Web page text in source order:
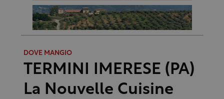
DOVE MANGIO
TERMINI IMERESE (PA)
La Nouvelle Cuisine